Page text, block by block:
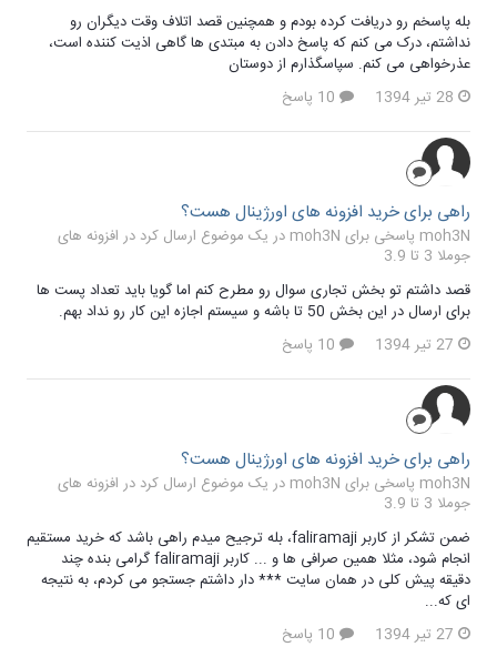
بله پاسخم رو دریافت کرده بودم و همچنین قصد اتلاف وقت دیگران رو
نداشتم، درک می کنم که پاسخ دادن به مبتدی ها گاهی اذیت کننده است،
عذرخواهی می کنم. سپاسگذارم از دوستان
28 تیر 1394
راهی برای خرید افزونه های اورژینال هست؟
moh3N پاسخی برای moh3N در یک موضوع ارسال کرد در
افزونه های
جوملا 3 تا 3.9
قصد داشتم تو بخش تجاری سوال رو مطرح کنم اما گویا باید تعداد پست ها
برای ارسال در این بخش 50 تا باشه و سیستم اجازه این کار رو نداد بهم.
27 تیر 1394
راهی برای خرید افزونه های اورژینال هست؟
moh3N پاسخی برای moh3N در یک موضوع ارسال کرد در
افزونه های
جوملا 3 تا 3.9
ضمن تشکر از کاربر faliramaji، بله ترجیح میدم راهی باشد که خرید مستقیم
انجام شود، مثلا همین صرافی ها و ... کاربر faliramaji گرامی بنده چند
دقیقه پیش کلی در همان سایت *** دار داشتم جستجو می کردم، به نتیجه
ای که...
27 تیر 1394